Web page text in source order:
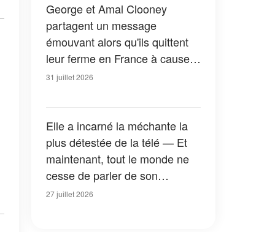
George et Amal Clooney
partagent un message
émouvant alors qu'ils quittent
leur ferme en France à cause
des feux de forêt — Tous les
31 juillet 2026
Elle a incarné la méchante la
plus détestée de la télé — Et
maintenant, tout le monde ne
cesse de parler de son
apparition dans la nouvelle
27 juillet 2026